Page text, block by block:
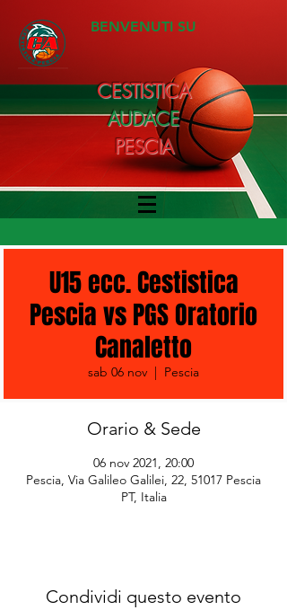
BENVENUTI SU
CESTISTICA
AUDACE
PESCIA
U15 ecc. Cestistica
Pescia vs PGS Oratorio
Canaletto
sab 06 nov
  |
Pescia
Orario & Sede
06 nov 2021, 20:00
Pescia, Via Galileo Galilei, 22, 51017 Pescia
PT, Italia
Condividi questo evento